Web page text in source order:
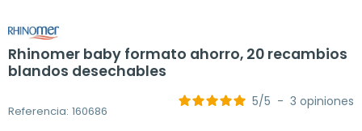
Rhinomer baby formato ahorro, 20 recambios
blandos desechables
Referencia: 160686
5/5 - 3 opiniones